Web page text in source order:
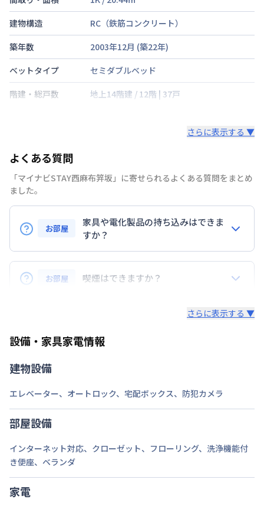
建物構造
RC（鉄筋コンクリート）
築年数
2003年12月 (築22年)
ベットタイプ
セミダブルベッド
階建・総戸数
地上14階建 / 12階 | 37戸
禁煙・喫煙
定員
2名
次回更新日
情報更新日より14日以内
さらに表示する ▼
よくある質問
「マイナビSTAY西麻布笄坂」に寄せられるよくある質問をまとめ
ました。
お部屋
家具や電化製品の持ち込みはできま
すか？
お持ち込みいただけます。
ただし、標準設備として部屋に備え付けの家具・家電
以外の扱いについては当社では責任を負いかねます。
また、お持ち込みいただいた家具や家電はご退去時に
お部屋 喫煙はできますか？
さらに表示する ▼
設備・家具家電情報
建物設備
エレベーター、 オートロック、 宅配ボックス、 防犯カメラ
部屋設備
インターネット対応、 クローゼット、 フローリング、 洗浄機能付
き便座、 ベランダ
家電